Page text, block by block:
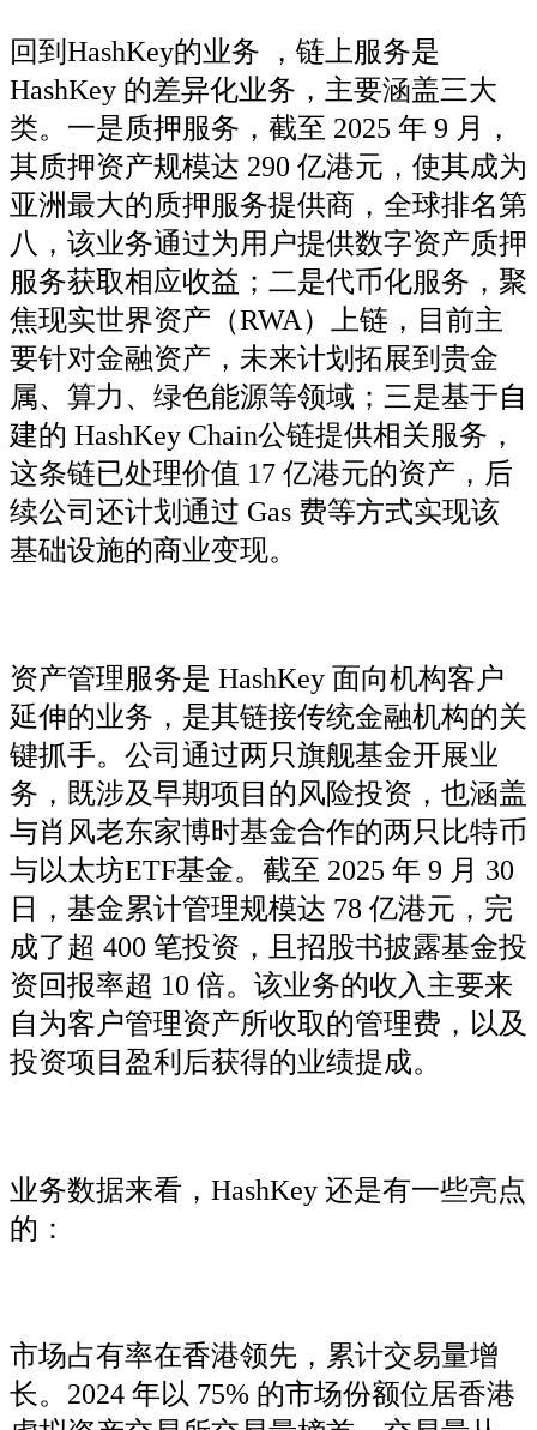
回到HashKey的业务 ，链上服务是
HashKey 的差异化业务，主要涵盖三大
类。一是质押服务，截至 2025 年 9 月，
其质押资产规模达 290 亿港元，使其成为
亚洲最大的质押服务提供商，全球排名第
八，该业务通过为用户提供数字资产质押
服务获取相应收益；二是代币化服务，聚
焦现实世界资产（RWA）上链，目前主
要针对金融资产，未来计划拓展到贵金
属、算力、绿色能源等领域；三是基于自
建的 HashKey Chain公链提供相关服务，
这条链已处理价值 17 亿港元的资产，后
续公司还计划通过 Gas 费等方式实现该
基础设施的商业变现。
资产管理服务是 HashKey 面向机构客户
延伸的业务，是其链接传统金融机构的关
键抓手。公司通过两只旗舰基金开展业
务，既涉及早期项目的风险投资，也涵盖
与肖风老东家博时基金合作的两只比特币
与以太坊ETF基金。截至 2025 年 9 月 30
日，基金累计管理规模达 78 亿港元，完
成了超 400 笔投资，且招股书披露基金投
资回报率超 10 倍。该业务的收入主要来
自为客户管理资产所收取的管理费，以及
投资项目盈利后获得的业绩提成。
业务数据来看，HashKey 还是有一些亮点
的：
市场占有率在香港领先，累计交易量增
长。2024 年以 75% 的市场份额位居香港